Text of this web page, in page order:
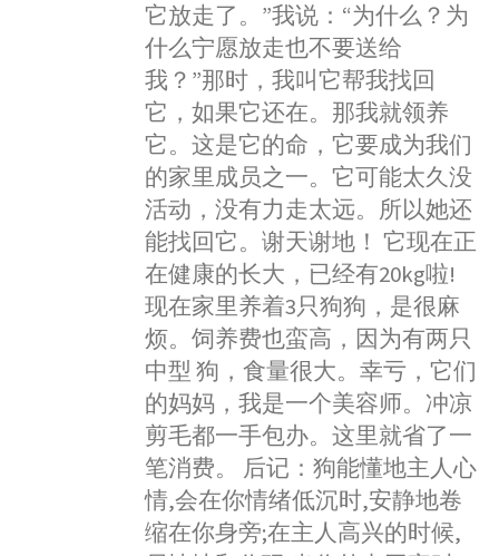
它放走了。”我说：“为什么？为
什么宁愿放走也不要送给
我？”那时，我叫它帮我找回
它，如果它还在。那我就领养
它。这是它的命，它要成为我们
的家里成员之一。它可能太久没
活动，没有力走太远。所以她还
能找回它。谢天谢地！ 它现在正
在健康的长大，已经有20kg啦!
现在家里养着3只狗狗，是很麻
烦。饲养费也蛮高，因为有两只
中型 狗，食量很大。幸亏，它们
的妈妈，我是一个美容师。冲凉
剪毛都一手包办。这里就省了一
笔消费。 后记：狗能懂地主人心
情,会在你情绪低沉时,安静地卷
缩在你身旁;在主人高兴的时候,